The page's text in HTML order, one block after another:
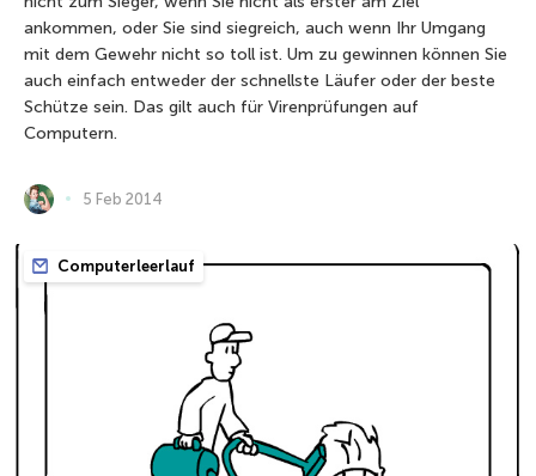
ankommen, oder Sie sind siegreich, auch wenn Ihr Umgang
mit dem Gewehr nicht so toll ist. Um zu gewinnen können Sie
auch einfach entweder der schnellste Läufer oder der beste
Schütze sein. Das gilt auch für Virenprüfungen auf
Computern.
5 Feb 2014
Computerleerlauf